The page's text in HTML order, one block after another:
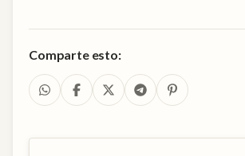
Comparte esto: